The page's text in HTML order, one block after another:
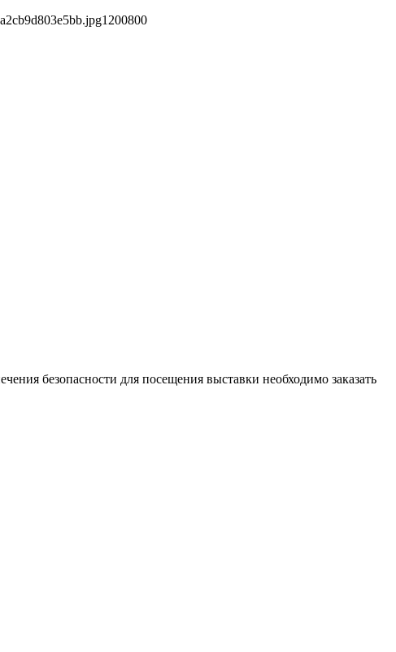
1200800
безопасности для посещения выставки необходимо заказать